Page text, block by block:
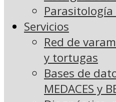
Servicios
Red de
y tortugas
Bases de
MEDACES y